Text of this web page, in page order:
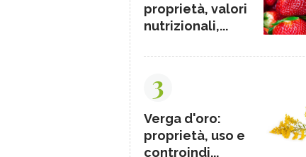
proprietà, valori
nutrizionali,...
3
Verga d'oro:
proprietà, uso e
controindi...